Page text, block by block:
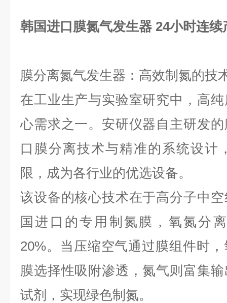
韩国进口膜氮气发生器 24小时连续
膜分离氮气发生器：高效制氮的技
在工业生产与实验室研究中，高
心需求之一。安研仪器自主研发
口膜分离技术与精准的系统设计
限，成为各行业的优选设备。
该设备的核心技术在于高分子中
国进口的专用制氮膜，氧氮分
20%。当压缩空气通过膜组件时
膜选择性吸附渗透，氮气则富集
试剂，实现绿色制氮。